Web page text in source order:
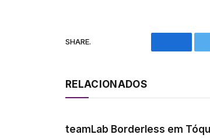
SHARE.
RELACIONADOS
teamLab Borderless em